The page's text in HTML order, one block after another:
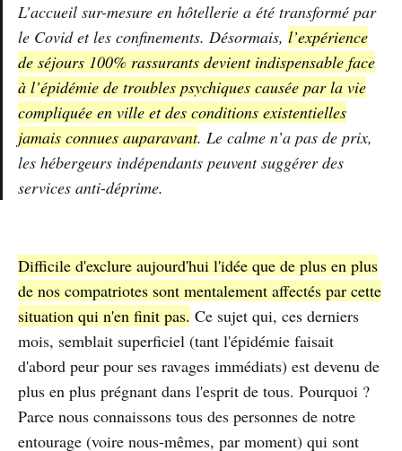
L’accueil sur-mesure en hôtellerie a été transformé par
le Covid et les confinements. Désormais, l’expérience
de séjours 100% rassurants devient indispensable face
à l’épidémie de troubles psychiques causée par la vie
compliquée en ville et des conditions existentielles
jamais connues auparavant. Le calme n’a pas de prix,
les hébergeurs indépendants peuvent suggérer des
services anti-déprime.
Difficile d'exclure aujourd'hui l'idée que de plus en plus
de nos compatriotes sont mentalement affectés par cette
situation qui n'en finit pas. Ce sujet qui, ces derniers
mois, semblait superficiel (tant l'épidémie faisait
d'abord peur pour ses ravages immédiats) est devenu de
plus en plus prégnant dans l'esprit de tous. Pourquoi ?
Parce nous connaissons tous des personnes de notre
entourage (voire nous-mêmes, par moment) qui sont